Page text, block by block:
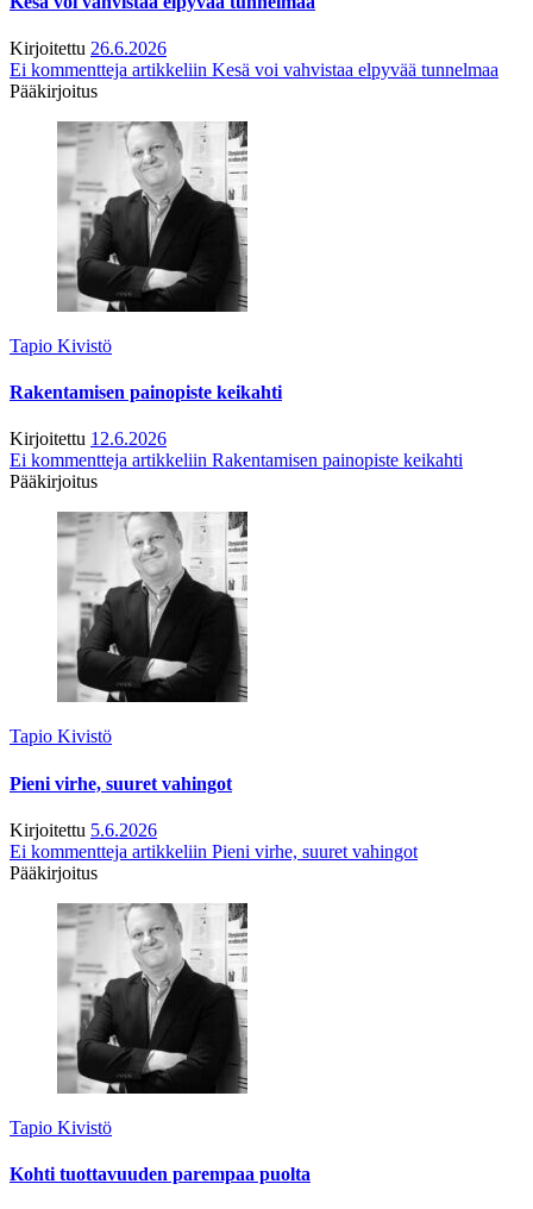
Kirjoitettu 26.6.2026
Ei kommentteja artikkeliin Kesä voi vahvistaa elpyvää tunnelmaa
Pääkirjoitus
Tapio Kivistö
Rakentamisen painopiste keikahti
Kirjoitettu 12.6.2026
Ei kommentteja artikkeliin Rakentamisen painopiste keikahti
Pääkirjoitus
Tapio Kivistö
Pieni virhe, suuret vahingot
Kirjoitettu 5.6.2026
Ei kommentteja artikkeliin Pieni virhe, suuret vahingot
Pääkirjoitus
Tapio Kivistö
Kohti tuottavuuden parempaa puolta